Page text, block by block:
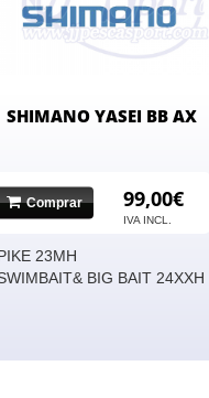
SHIMANO YASEI BB AX
Comprar 99,00€
IVA INCL.
23MH
BIG BAIT 24XXH